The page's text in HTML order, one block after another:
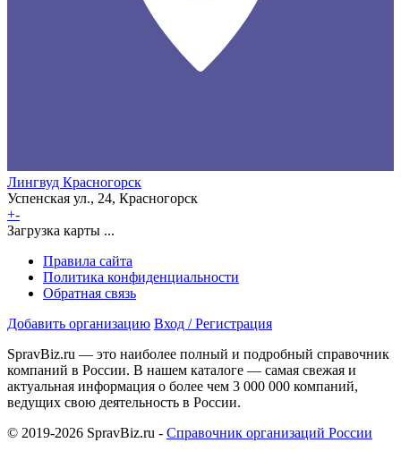
Лингвуд Красногорск
Успенская ул., 24, Красногорск
+-
Загрузка карты ...
Правила сайта
Политика конфиденциальности
Обратная связь
Добавить организацию Вход / Регистрация
SpravBiz.ru — это наиболее полный и подробный справочник
компаний в России. В нашем каталоге — самая свежая и
актуальная информация о более чем 3 000 000 компаний,
ведущих свою деятельность в России.
© 2019-2026 SpravBiz.ru - Справочник организаций России